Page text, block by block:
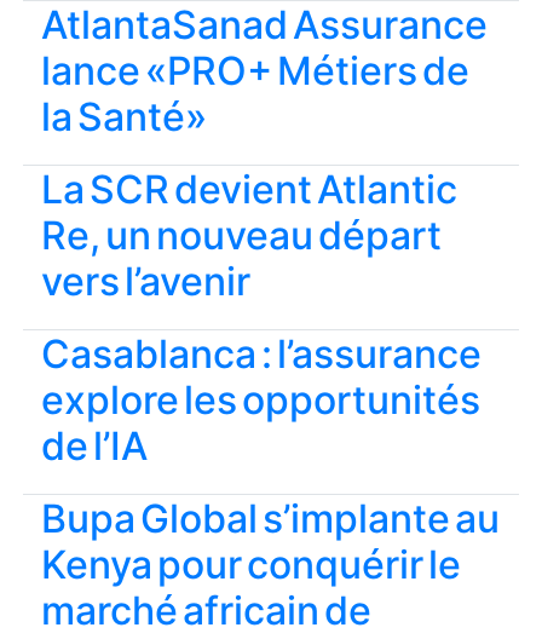
AtlantaSanad Assurance
lance «PRO+ Métiers de
la Santé»
La SCR devient Atlantic
Re, un nouveau départ
vers l’avenir
Casablanca : l’assurance
explore les opportunités
de l’IA
Bupa Global s’implante au
Kenya pour conquérir le
marché africain de